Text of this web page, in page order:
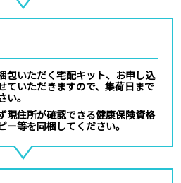
包いただく宅配キット、お申し込
ていただきますので、集荷日まで
。
現住所が確認できる健康保険資格
等を同梱してください。